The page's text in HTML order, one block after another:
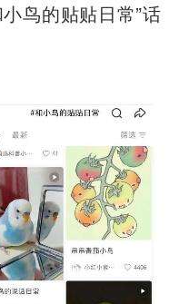
鸟的贴贴日常”话